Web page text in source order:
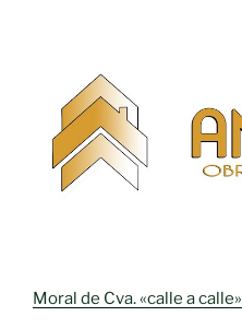
Moral de Cva. «calle a calle»